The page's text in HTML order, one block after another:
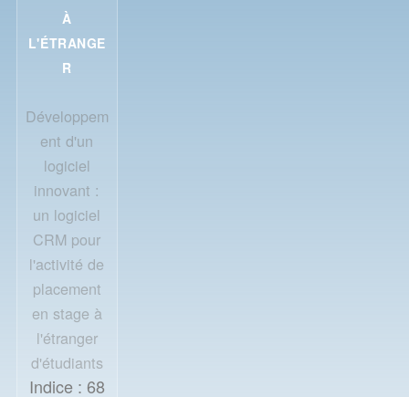
À
L'ÉTRANGE
R
Développem
ent d'un
logiciel
innovant :
un logiciel
CRM pour
l'activité de
placement
en stage à
l'étranger
d'étudiants
Indice : 68